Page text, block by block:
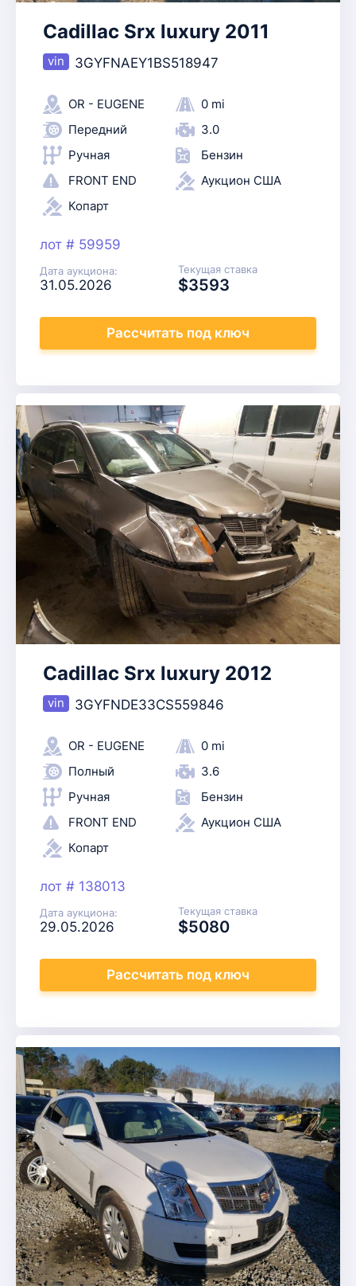
Cadillac Srx luxury 2011
3GYFNAEY1BS518947
OR - EUGENE
0 mi
Передний
3.0
Ручная
Бензин
FRONT END
Аукцион США
Копарт
лот # 59959
Дата аукциона:
31.05.2026
Текущая ставка
$3593
Рассчитать под ключ
Cadillac Srx luxury 2012
3GYFNDE33CS559846
OR - EUGENE
0 mi
Полный
3.6
Ручная
Бензин
FRONT END
Аукцион США
Копарт
лот # 138013
Дата аукциона:
29.05.2026
Текущая ставка
$5080
Рассчитать под ключ